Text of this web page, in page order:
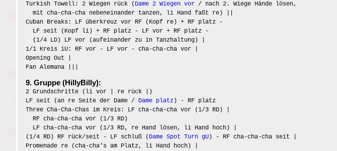
Turkish Towell: 2 Wiegen rück ( Dame 2 Wiegen vor / nach 2. Wiege Hände lösen,
mit cha-cha-cha nebeneinander tanzen, li Hand faßt re) ||
Cuban Breaks: LF überkreuz vor RF (Kopf re) + RF platz -
LF seit (Kopf li) + RF platz - LF vor + RF platz -
(1/4 LD) LF vor (aufeinander zu in Tanzhaltung) |
1/1 Kreis iU: RF vor - LF vor - cha-cha-cha vor |
Opening Out |
Fan Alemana |||
9. Gruppe (HillyBilly):
2 Grundschritte (li vor | re rück |)
LF seit (an re Seite der Dame / Dame platz ) - RF platz
Three Cha-Cha-Chas im Kreis: LF cha-cha-cha vor (1/3 RD) |
RF cha-cha-cha vor (1/3 RD)
LF cha-cha-cha vor (1/3 RD, re Hand lösen, li Hand hoch) |
(1/4 RD) RF rück/seit - LF schluß ( Dame Spot Turn gU ) - RF cha-cha-cha seit |
Promenade re (cha-cha's am Platz, li Hand hoch) |